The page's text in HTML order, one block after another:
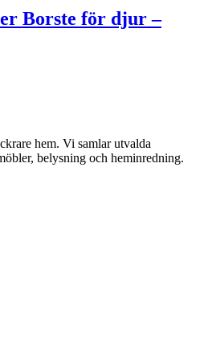
Borste för djur –
hem. Vi samlar utvalda
belysning och heminredning.